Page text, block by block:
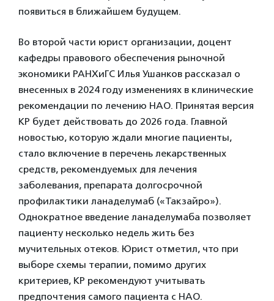
появиться в ближайшем будущем.
Во второй части юрист организации, доцент
кафедры правового обеспечения рыночной
экономики РАНХиГС Илья Ушанков рассказал о
внесенных в 2024 году изменениях в клинические
рекомендации по лечению НАО. Принятая версия
КР будет действовать до 2026 года. Главной
новостью, которую ждали многие пациенты,
стало включение в перечень лекарственных
средств, рекомендуемых для лечения
заболевания, препарата долгосрочной
профилактики ланаделумаб («Такзайро»).
Однократное введение ланаделумаба позволяет
пациенту несколько недель жить без
мучительных отеков. Юрист отметил, что при
выборе схемы терапии, помимо других
критериев, КР рекомендуют учитывать
предпочтения самого пациента с НАО.